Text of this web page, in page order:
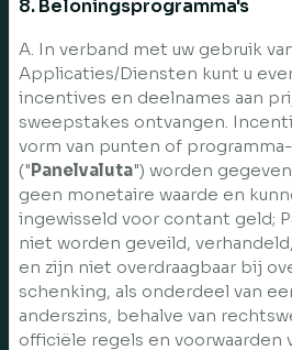
8. Beloningsprogramma's
A. In verband met uw gebruik
Applicaties/Diensten kunt u
incentives en deelnames aan
sweepstakes ontvangen.
vorm van punten of
("Panelvaluta") worden
geen monetaire waarde en
ingewisseld voor contant geld;
niet worden geveild,
en zijn niet overdraagbaar bij
schenking, als onderdeel van
anderszins, behalve van
officiële regels en voorwaarden